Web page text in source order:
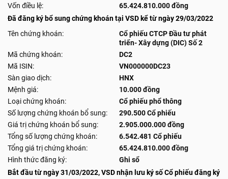
Vốn điều lệ:
65.424.810.000 đồng
Đã đăng ký bổ sung chứng khoán tại VSD kể từ ngày 29/03/2022
Tên chứng khoán:
Cổ phiếu CTCP Đầu tư phát
triển- Xây dựng (DIC) Số 2
Mã chứng khoán:
DC2
Mã ISIN:
VN000000DC23
Sàn giao dịch:
HNX
Mệnh giá:
10.000 đồng
Loại chứng khoán:
Cổ phiếu phổ thông
Số lượng chứng khoán bổ sung:
290.500 Cổ phiếu
Giá trị chứng khoán bổ sung:
2.905.000.000 đồng
Tổng số lượng chứng khoán:
6.542.481 Cổ phiếu
Tổng giá trị chứng khoán:
65.424.810.000 đồng
Hình thức đăng ký:
Ghi sổ
Bắt đầu từ ngày 31/03/2022, VSD nhận lưu ký số Cổ phiếu đăng ký